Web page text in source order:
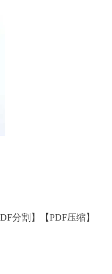
分割】【PDF压缩】